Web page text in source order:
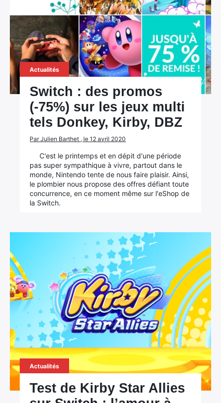
Actualités
Switch : des promos
(-75%) sur les jeux multi
tels Donkey, Kirby, DBZ
Par Julien Barthet , le 12 avril 2020
C'est le printemps et en dépit d'une période
pas super sympathique à vivre, partout dans le
monde, Nintendo tente de nous faire plaisir. Ainsi,
le plombier nous propose des offres défiant toute
concurrence, en ce moment même sur l'eShop de
la Switch.
Actualités
Test de Kirby Star Allies